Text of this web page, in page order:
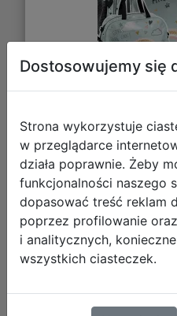
DO
Paso Zestaw
Dostosowujemy się
Strona wykorzystuje
w przeglądarce
działa poprawnie. Żeby
funkcjonalności naszego
dopasować treść reklam
poprzez profilowanie
i analitycznych,
wszystkich ciasteczek.